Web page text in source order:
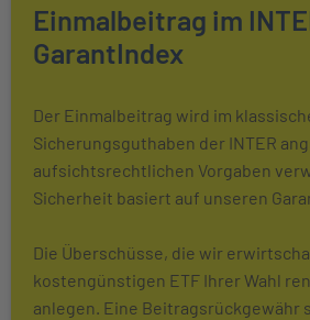
Einmalbeitrag im
GarantIndex
Der Einmalbeitrag wird im
Sicherungsguthaben der INTER
aufsichtsrechtlichen Vorgaben
Sicherheit basiert auf unseren
Die Überschüsse, die wir
kostengünstigen ETF Ihrer Wahl
anlegen. Eine Beitragsrückgewähr